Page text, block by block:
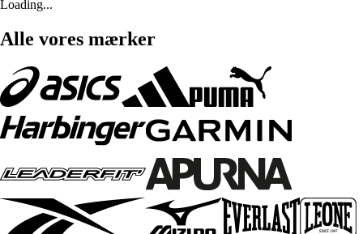
Loading...
Alle vores mærker